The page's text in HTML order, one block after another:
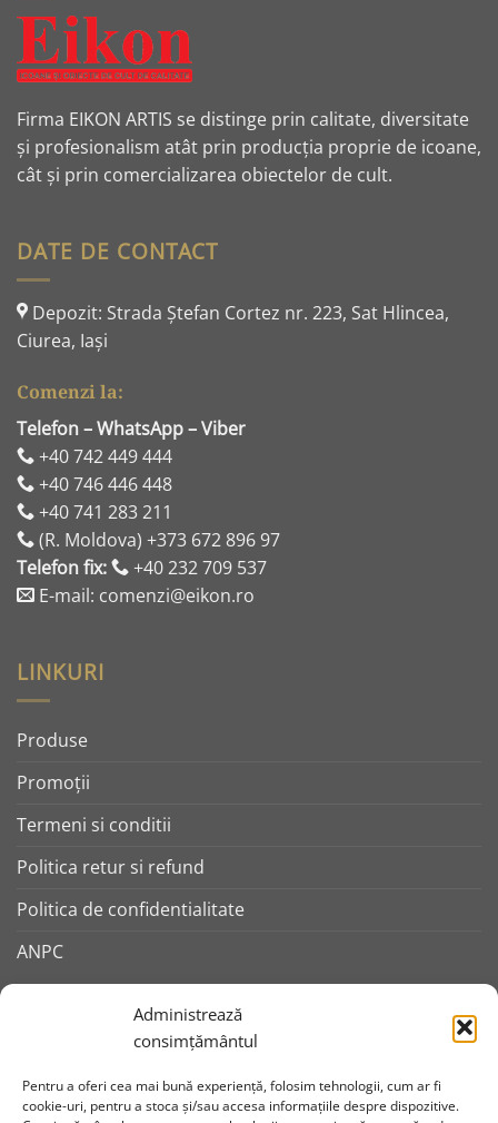
Administrează
consimțământul
Pentru a oferi cea mai bună experiență, folosim tehnologii, cum ar fi
cookie-uri, pentru a stoca și/sau accesa informațiile despre dispozitive.
Firma EIKON ARTIS se distinge prin calitate, diversitate
și profesionalism atât prin producția proprie de icoane,
cât și prin comercializarea obiectelor de cult.
DATE DE CONTACT
Depozit: Strada Ştefan Cortez nr. 223, Sat Hlincea,
Ciurea, Iaşi
Comenzi la:
Telefon – WhatsApp – Viber
+40 742 449 444
+40 746 446 448
+40 741 283 211
(R. Moldova) +373 672 896 97
Telefon fix:
+40 232 709 537
E-mail: comenzi@eikon.ro
LINKURI
Produse
Promoţii
Termeni si conditii
Politica retur si refund
Politica de confidentialitate
ANPC